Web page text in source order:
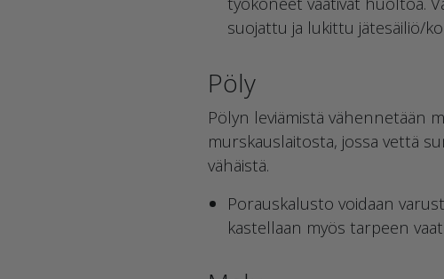
suojattu ja lukittu jätesäiliö/
Pöly
Pölyn leviämistä vähennetään
murskauslaitosta, jossa vettä
vähäistä.
Porauskalusto voidaan
kastellaan myös tarpeen